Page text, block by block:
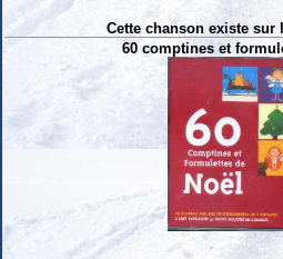
Cette chanson existe sur
60 comptines et